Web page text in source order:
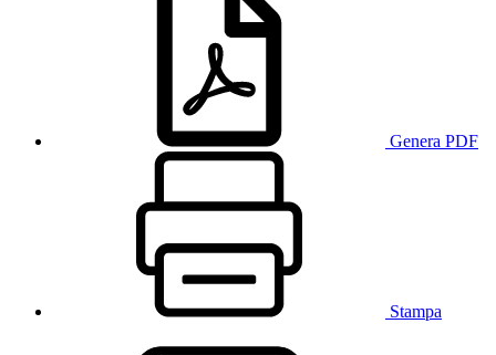
Genera PDF
Stampa